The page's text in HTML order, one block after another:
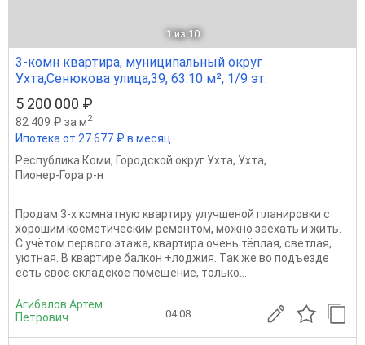
1 из 10
3-комн квартира, муниципальный округ
Ухта,Сенюкова улица,39, 63.10 м², 1/9 эт.
5 200 000 ₽
82 409 ₽ за м2
Ипотека от 27 677 ₽ в месяц
Республика Коми, Городской округ Ухта, Ухта,
Пионер-Гора р-н
Продам 3-х комнатную квартиру улучшеной планировки с
хорошим косметическим ремонтом, можно заехать и жить.
С учётом первого этажа, квартира очень тёплая, светлая,
уютная. В квартире балкон +лоджия. Так же во подъезде
есть свое складское помещение, только...
Агибалов Артем
Петрович
04.08